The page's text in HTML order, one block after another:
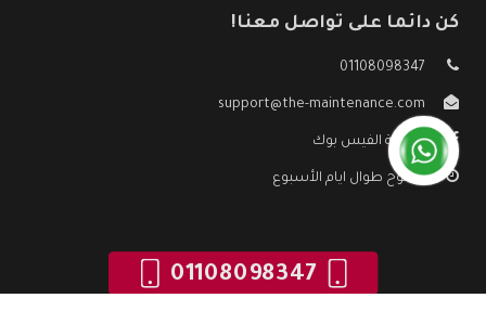
كن دائما على تواصل معنا!
01108098347
support@the-maintenance.com
صفحة الفيس بوك
مفتوح طوال ايام الأسبوع
01108098347